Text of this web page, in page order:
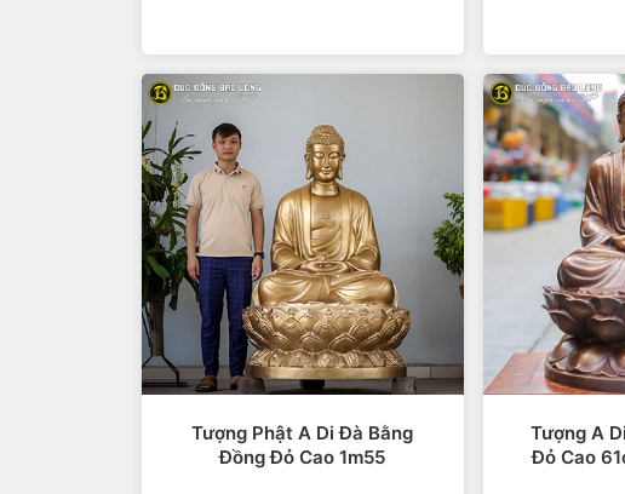
Ý nghĩa tượng phật A Di Đà
Phật là hiện thân của an lành, của những điều
sống để con người hướng về những điều thiện
nạn khỏi.
Trong quan niệm của cõi Niết bàn, “đời là bể
mạn - nghi - ác kiến, lục dục của trần thế thì sẽ
Phật A Di Đà là vị phật lớn trong Phật giáo, là
Đây cũng là yếu tố, nền móng để con người
Tượng Phật A Di Đà Bằng
Đồng Đỏ Cao 1m55
Tượng A
Đỏ Cao